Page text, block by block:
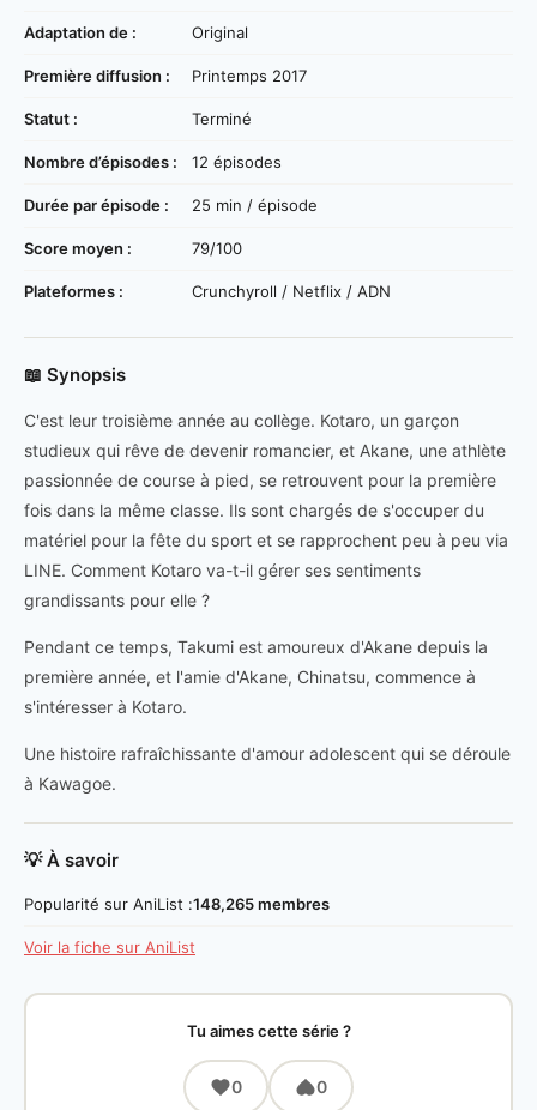
Adaptation de : Original
Première diffusion : Printemps 2017
Statut : Terminé
Nombre d’épisodes : 12 épisodes
Durée par épisode : 25 min / épisode
Score moyen : 79/100
Plateformes : Crunchyroll / Netflix / ADN
📖 Synopsis
C'est leur troisième année au collège. Kotaro, un garçon
studieux qui rêve de devenir romancier, et Akane, une athlète
passionnée de course à pied, se retrouvent pour la première
fois dans la même classe. Ils sont chargés de s'occuper du
matériel pour la fête du sport et se rapprochent peu à peu via
LINE. Comment Kotaro va-t-il gérer ses sentiments
grandissants pour elle ?
Pendant ce temps, Takumi est amoureux d'Akane depuis la
première année, et l'amie d'Akane, Chinatsu, commence à
s'intéresser à Kotaro.
Une histoire rafraîchissante d'amour adolescent qui se déroule
à Kawagoe.
💡 À savoir
Popularité sur AniList :148,265 membres
Voir la fiche sur AniList
Tu aimes cette série ?
0 0